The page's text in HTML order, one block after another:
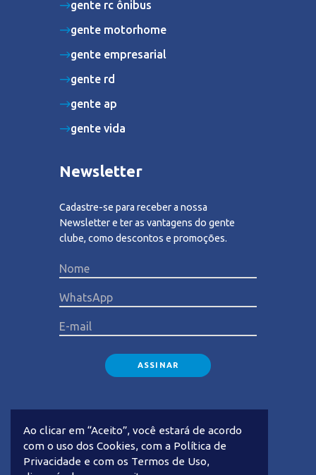
gente rc ônibus
gente motorhome
gente empresarial
gente rd
gente ap
gente vida
Newsletter
Cadastre-se para receber a nossa
Newsletter e ter as vantagens do gente
clube, como descontos e promoções.
Ao clicar em “Aceito”, você estará de acordo
com o uso dos Cookies, com a Política de
Privacidade e com os Termos de Uso,